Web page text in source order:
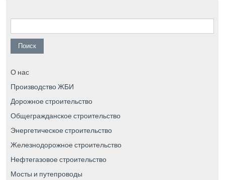
Найти:
О нас
Производство ЖБИ
Дорожное строительство
Общегражданское строительство
Энергетическое строительство
Железнодорожное строительство
Нефтегазовое строительство
Мосты и путепроводы